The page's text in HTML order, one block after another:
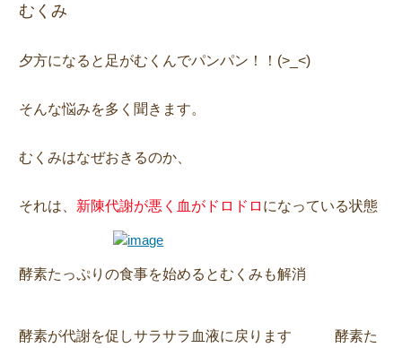
むくみ
夕方になると足がむくんでパンパン！！(>_<)
そんな悩みを多く聞きます。
むくみはなぜおきるのか、
それは、 新陳代謝が悪く血がドロドロ になっている状態
酵素たっぷりの食事を始めるとむくみも解消
酵素が代謝を促しサラサラ血液に戻ります酵素た